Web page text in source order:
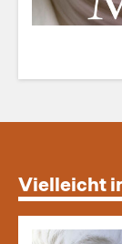
Vielleicht